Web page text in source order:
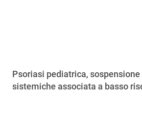
Psoriasi pediatrica,
sistemiche associata a basso